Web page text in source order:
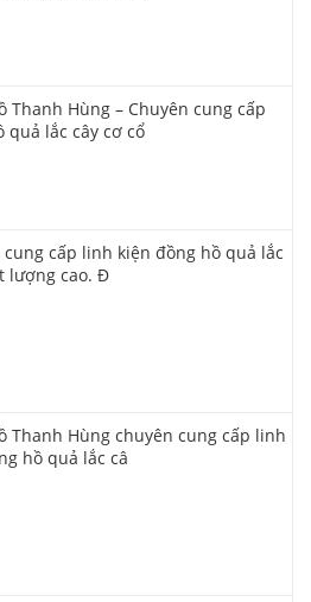
Thanh Hùng – Chuyên cung cấp
quả lắc cây cơ cổ
cung cấp linh kiện đồng hồ quả lắc
lượng cao. Đ
Thanh Hùng chuyên cung cấp linh
hồ quả lắc câ